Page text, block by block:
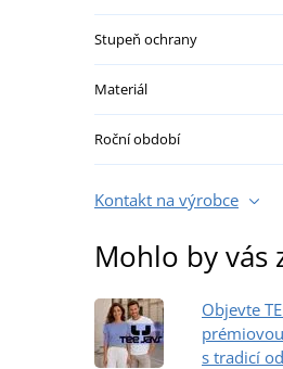
Stupeň ochrany
Materiál
Roční období
Kontakt na výrobce
Mohlo by vás
Objevte
s tradicí